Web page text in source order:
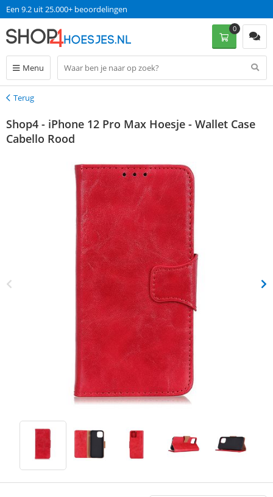
Een 9.2 uit 25.000+ beoordelingen
Menu
0
Terug
Terug
Shop4 - iPhone 12 Pro Max Hoesje - Wallet Case
Cabello Rood